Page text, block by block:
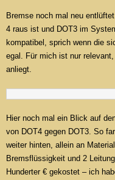
Bremse noch mal neu
4 raus ist und DOT3 im
kompatibel, sprich wenn die
egal. Für mich ist nur
anliegt.
Hier noch mal ein Blick auf
von DOT4 gegen DOT3. So
weiter hinten, allein an
Bremsflüssigkeit und 2
Hunderter € gekostet – ich